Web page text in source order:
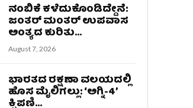
ನಂಬಿಕೆ ಕಳೆದುಕೊಂಡಿದ್ದೇನೆ:
ಜಂತರ್ ಮಂತರ್ ಉಪವಾಸ
ಅಂತ್ಯದ ಕುರಿತು...
August 7, 2026
ಭಾರತದ ರಕ್ಷಣಾ ವಲಯದಲ್ಲಿ
ಹೊಸ ಮೈಲಿಗಲ್ಲು: ‘ಅಗ್ನಿ-4’
ಕ್ಷಿಪಣಿ...